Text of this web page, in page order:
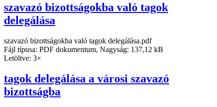
szavazó bizottságokba való tagok
delegálása
szavazó bizottságokba való tagok delegálása.pdf
Fájl típusa: PDF dokumentum, Nagyság: 137,12 kB
Letöltve: 3×
tagok delegálása a városi szavazó
bizottságba